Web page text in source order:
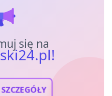
się na